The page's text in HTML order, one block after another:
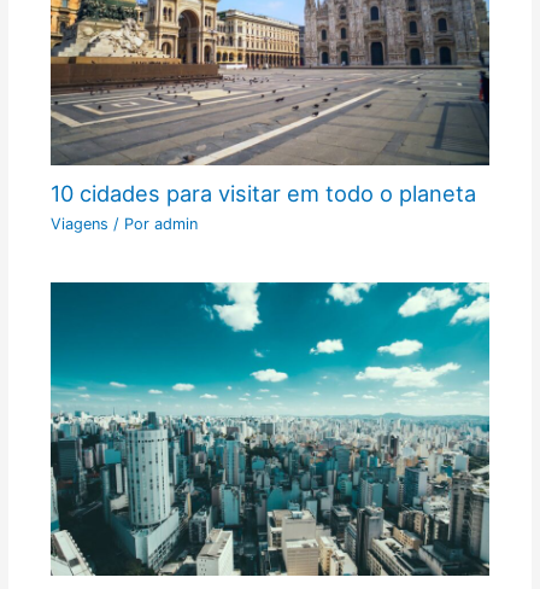
10 cidades para visitar em todo o planeta
Viagens / Por admin